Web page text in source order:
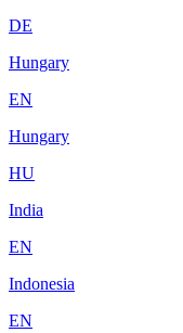
DE
Hungary
EN
Hungary
HU
India
EN
Indonesia
EN